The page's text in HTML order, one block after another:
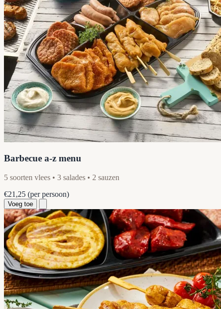
Barbecue a-z menu
5 soorten vlees • 3 salades • 2 sauzen
€21,25 (per persoon)
Voeg toe